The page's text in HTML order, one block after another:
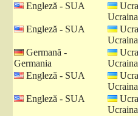
Engleză - SUA
Ucraina
Engleză - SUA
Ucraina
Germană -
Germania
Ucraina
Engleză - SUA
Ucraina
Engleză - SUA
Ucraina